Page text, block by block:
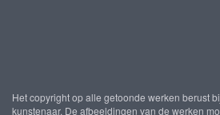
Het copyright op alle getoonde werken berust
kunstenaar. De afbeeldingen van de werken